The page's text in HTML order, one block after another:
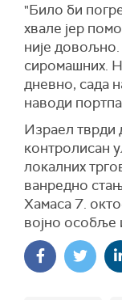
"Било би
хвале јер
није довољно.
сиромашних.
дневно, сада
наводи
Израел тврди
контролисан
локалних
ванредно
Хамаса 7.
војно особље